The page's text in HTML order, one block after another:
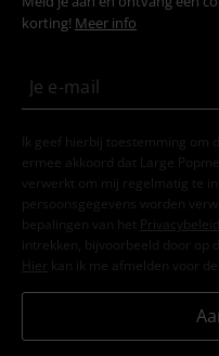
korting! Meer info
Ik geef hierbij toestemming om
ermee akkoord dat Large
verwerkt om mij regelmatig te
persoonsgegevens worden
bepalingen van het
Privacybeleid
intrekken, bijvoorbeeld door op
Hier kan ik me afmelden voor de